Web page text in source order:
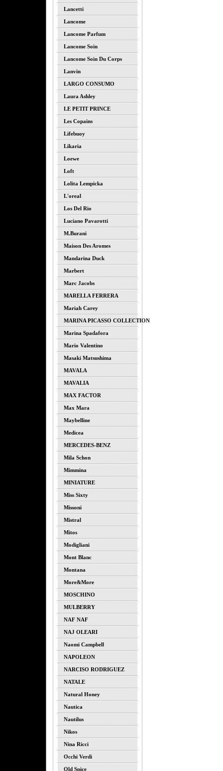
Lancetti
Lancome
Lancome Parfum
Lancome Soin
Lancome Soin Du Corps
Lanvin
LARGO CONSUMO
Laura Ashley
LE PETIT PRINCE
Les Copains
Lifebuoy
Likaria
Loewe
Loft
Lolita Lempicka
L'oreal
Los Del Rio
Luciano Pavarotti
M.burani
Maison Des Aromes
Mandarina Duck
Marbert
Marc Jacobs
MARELLA FERRERA
Mariah Carey
MARINA PICASSO COLLECTION
Marina Spadafora
Mario Valentino
Masaki Matsushima
MAVALA
MAVALIA
MAX FACTOR
Max Mara
Maybelline
Medicea
MERCEDES-BENZ
Mila Schon
Mimmina
MINIATURE
Miss Sixty
Missoni
Mistral
Mitos
Modigliani
Mont Blanc
Montana
More&more
MOSCHINO
MULBERRY
NAF NAF
NAJ OLEARI
Naomi Campbell
NAPOLEON
NARCISO RODRIGUEZ
NATALE
Natural Honey
Nautica
Nautilus
Nikos
Nina Ricci
Occhi Verdi
Old Spice